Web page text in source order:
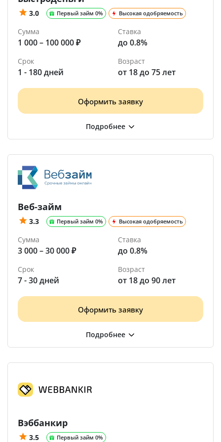
3.0 Первый займ 0% Высокая одобряемость
Сумма
1 000 – 100 000 ₽
Ставка
до 0.8%
Срок
1 - 180 дней
Возраст
от 18 до 75 лет
Оформить заявку
Веб-займ
3.3 Первый займ 0% Высокая одобряемость
Сумма
3 000 – 30 000 ₽
Ставка
до 0.8%
Срок
7 - 30 дней
Возраст
от 18 до 90 лет
Оформить заявку
Вэббанкир
3.5 Первый займ 0%